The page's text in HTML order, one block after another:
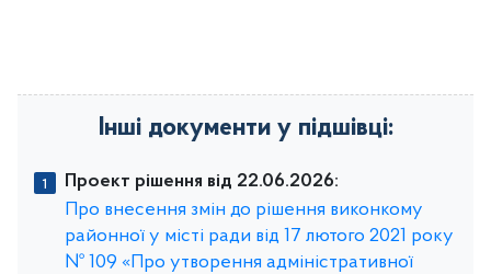
Інші документи у підшівці:
Проект рішення від 22.06.2026:
Про внесення змін до рішення виконкому
районної у місті ради від 17 лютого 2021 року
№ 109 «Про утворення адміністративної